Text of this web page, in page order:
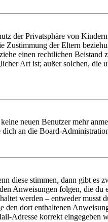
der Privatsphäre von
der Eltern
einen rechtlichen
Art ist; außer solchen,
neuen Benutzer mehr
dich an die Board-
diese stimmen, dann gibt es
Anweisungen folgen, die
werden – entweder musst
dort enthaltenen
Adresse korrekt eingegeben